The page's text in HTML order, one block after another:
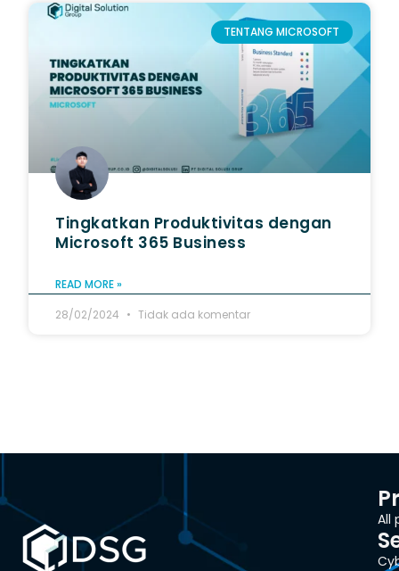
TENTANG MICROSOFT
Tingkatkan Produktivitas dengan
Microsoft 365 Business
READ MORE »
28/02/2024
Tidak ada komentar
All